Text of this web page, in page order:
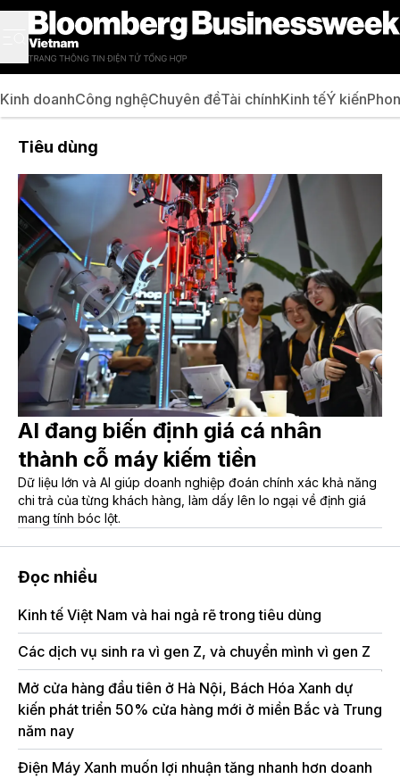
Kinh doanhCông nghệChuyên đềTài chínhKinh tếÝ kiến
Tiêu dùng
AI đang biến định giá cá nhân
thành cỗ máy kiếm tiền
Dữ liệu lớn và AI giúp doanh nghiệp đoán chính xác khả năng
chi trả của từng khách hàng, làm dấy lên lo ngại về định giá
mang tính bóc lột.
Đọc nhiều
Kinh tế Việt Nam và hai ngả rẽ trong tiêu dùng
Các dịch vụ sinh ra vì gen Z, và chuyển mình vì gen Z
Mở cửa hàng đầu tiên ở Hà Nội, Bách Hóa Xanh dự
kiến phát triển 50% cửa hàng mới ở miền Bắc và Trung
năm nay
Điện Máy Xanh muốn lợi nhuận tăng nhanh hơn doanh